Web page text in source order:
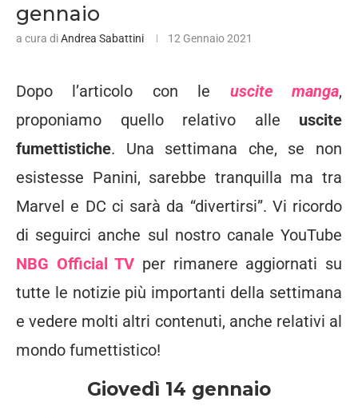
gennaio
a cura diAndrea Sabattini 12 Gennaio 2021
Dopo l’articolo con le uscite manga,
proponiamo quello relativo alle uscite
fumettistiche. Una settimana che, se non
esistesse Panini, sarebbe tranquilla ma tra
Marvel e DC ci sarà da “divertirsi”. Vi ricordo
di seguirci anche sul nostro canale YouTube
NBG Official TV per rimanere aggiornati su
tutte le notizie più importanti della settimana
e vedere molti altri contenuti, anche relativi al
mondo fumettistico!
Giovedì 14 gennaio